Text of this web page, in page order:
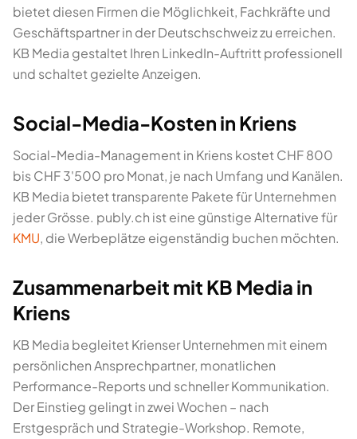
bietet diesen Firmen die Möglichkeit, Fachkräfte und
Geschäftspartner in der Deutschschweiz zu erreichen.
KB Media gestaltet Ihren LinkedIn-Auftritt professionell
und schaltet gezielte Anzeigen.
Social-Media-Kosten in Kriens
Social-Media-Management in Kriens kostet CHF 800
bis CHF 3'500 pro Monat, je nach Umfang und Kanälen.
KB Media bietet transparente Pakete für Unternehmen
jeder Grösse. publy.ch ist eine günstige Alternative für
KMU, die Werbeplätze eigenständig buchen möchten.
Zusammenarbeit mit KB Media in
Kriens
KB Media begleitet Krienser Unternehmen mit einem
persönlichen Ansprechpartner, monatlichen
Performance-Reports und schneller Kommunikation.
Der Einstieg gelingt in zwei Wochen – nach
Erstgespräch und Strategie-Workshop. Remote,